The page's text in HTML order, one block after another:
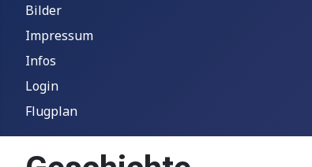
Bilder
Impressum
Infos
Login
Flugplan